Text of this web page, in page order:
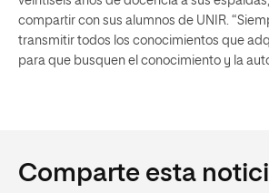
compartir con sus alumnos de UNIR.
transmitir todos los conocimientos que
para que busquen el conocimiento y la
Comparte esta